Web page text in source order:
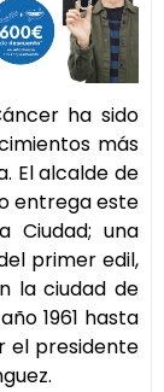
ha sido
más
El alcalde de
entrega este
Ciudad; una
primer edil,
la ciudad de
1961 hasta
el presidente